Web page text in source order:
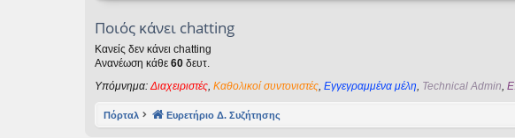
Καλή Ανάσταση σε όλους!
kat_woman•Τετ 08 Απρ 2026, 14:21
pantaέγραψε:↑
Καλή Μεγάλη Εβδομάδα. Καλή Ανάσταση.
Ποιός κάνει chatting
Κανείς δεν κάνει chatting
Ανανέωση κάθε 60 δευτ.
Υπόμνημα:Διαχειριστές, Καθολικοί συντονιστές, Εγγεγραμμένα μέλη, Technical Admin,
Πόρταλ Ευρετήριο Δ. Συζήτησης